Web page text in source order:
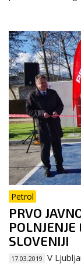
Petrol
PRVO
SLOVENIJI
17.03.2019 V